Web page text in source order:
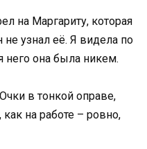
на Маргариту, которая
не узнал её. Я видела по
него она была никем.
в тонкой оправе,
как на работе – ровно,